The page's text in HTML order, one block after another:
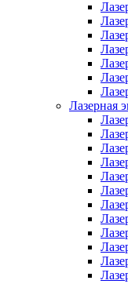
Лазерная